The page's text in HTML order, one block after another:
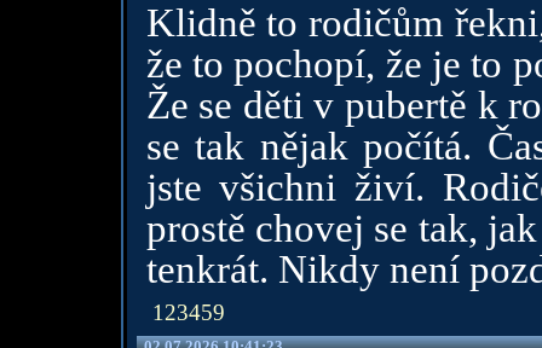
Klidně to rodičům
že to pochopí, že je to
Že se děti v pubertě k
se tak nějak počítá.
jste všichni živí.
prostě chovej se tak,
tenkrát. Nikdy není
123459